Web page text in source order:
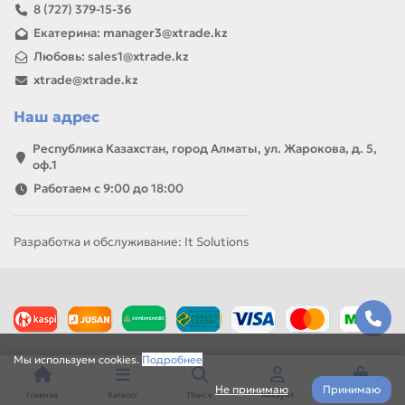
Мы используем cookies. Подробнее
Не принимаю Принимаю
8 (727) 379-15-36
Екатерина: manager3@xtrade.kz
Любовь: sales1@xtrade.kz
xtrade@xtrade.kz
Наш адрес
Республика Казахстан, город Алматы, ул. Жарокова, д. 5,
оф.1
Работаем с 9:00 до 18:00
Разработка и обслуживание: It Solutions
Главная Каталог Поиск Аккаунт Корзина